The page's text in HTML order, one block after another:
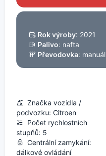
Rok výroby: 2021
Palivo: nafta
Převodovka: manuál
Značka vozidla /
podvozku: Citroen
Počet rychlostních
stupňů: 5
Centrální zamykání:
dálkové ovládání